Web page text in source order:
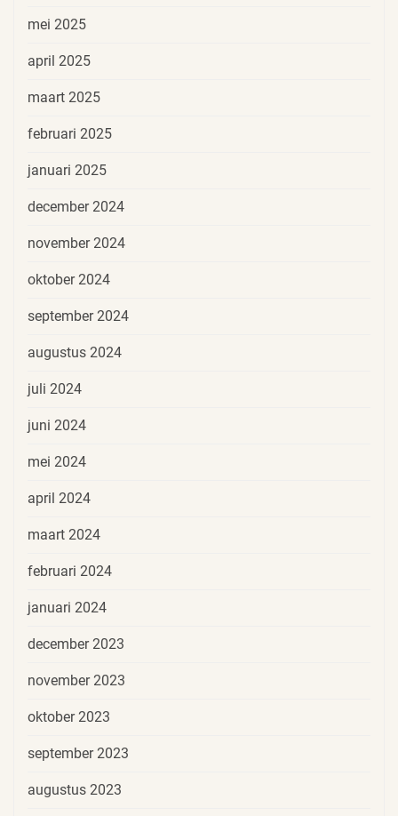
mei 2025
april 2025
maart 2025
februari 2025
januari 2025
december 2024
november 2024
oktober 2024
september 2024
augustus 2024
juli 2024
juni 2024
mei 2024
april 2024
maart 2024
februari 2024
januari 2024
december 2023
november 2023
oktober 2023
september 2023
augustus 2023